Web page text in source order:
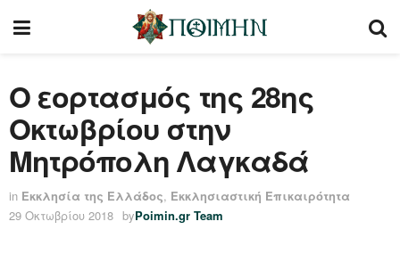
Ο εορτασμός της 28ης
Οκτωβρίου στην
Μητρόπολη Λαγκαδά
in Εκκλησία της Ελλάδος, Εκκλησιαστική Επικαιρότητα
29 Οκτωβρίου 2018 byPoimin.gr Team